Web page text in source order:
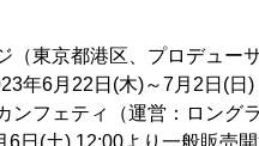
（東京都港区、プロデュー
年6⽉22⽇(⽊)～7⽉2⽇(
ンフェティ（運営：ロン
日(土) 12:00より一般販売開